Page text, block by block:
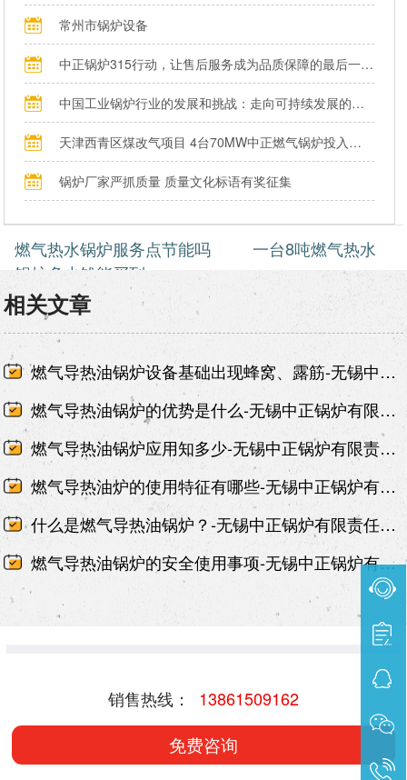
常州市锅炉设备
中正锅炉315行动，让售后服务成为品质保障的最后一公里
中国工业锅炉行业的发展和挑战：走向可持续发展的新阶段
天津西青区煤改气项目 4台70MW中正燃气锅炉投入运行
锅炉厂家严抓质量 质量文化标语有奖征集
燃气热水锅炉服务点节能吗
一台8吨燃气热水
锅炉多少钱能买到
相关文章
燃气导热油锅炉设备基础出现蜂窝、露筋-无锡中正锅炉有限责任公司
燃气导热油锅炉的优势是什么-无锡中正锅炉有限责任公司
燃气导热油锅炉应用知多少-无锡中正锅炉有限责任公司
燃气导热油炉的使用特征有哪些-无锡中正锅炉有限责任公司
什么是燃气导热油锅炉？-无锡中正锅炉有限责任公司
燃气导热油锅炉的安全使用事项-无锡中正锅炉有限责任公司
销售热线： 13861509162
免费咨询